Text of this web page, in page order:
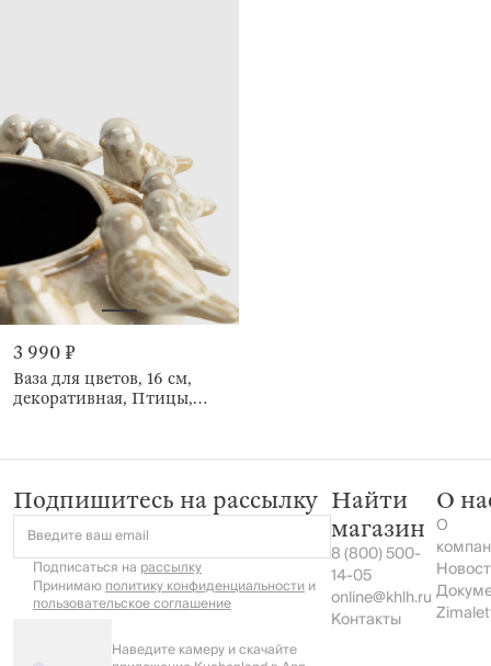
3 990 ₽
Ваза для цветов, 16 см,
декоративная, Птицы,
Подпишитесь на рассылку
Введите ваш email
Подписаться на рассылку
Принимаюполитику конфиденциальностии
пользовательское соглашение
Наведите камеру и скачайте
Найти
магазин
8 (800) 500-
14-05
online@khlh.ru
Контакты
О
О